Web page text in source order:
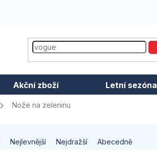
Akční zboží Letní sezóna
Nože na zeleninu
Nejlevnější Nejdražší Abecedně